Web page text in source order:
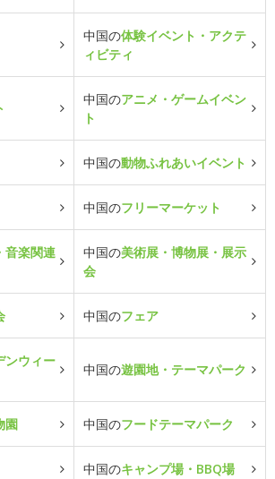
中国の体験イベント・アクテ
ィビティ
中国のアニメ・ゲームイベン
ト
中国の動物ふれあいイベント
中国のフリーマーケット
音楽関連
中国の美術展・博物展・展示
会
中国のフェア
ンウィー
中国の遊園地・テーマパーク
園 中国のフードテーマパーク
中国のキャンプ場・BBQ場